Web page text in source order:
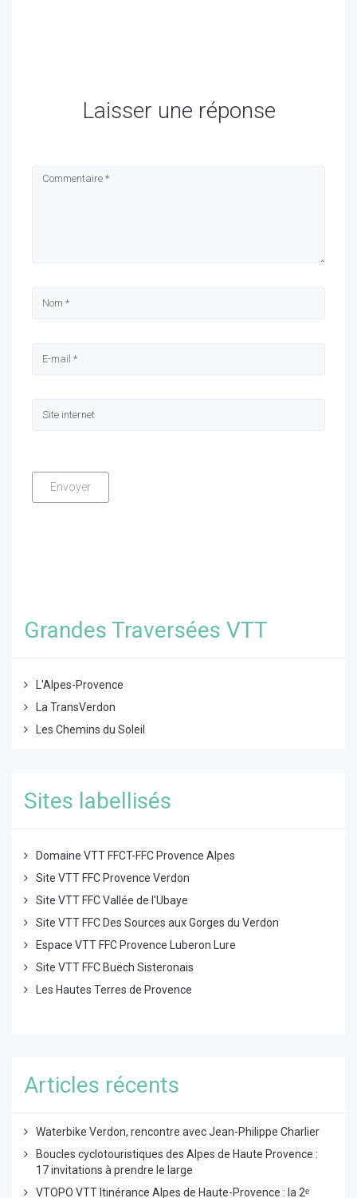
Laisser une réponse
Grandes Traversées VTT
L'Alpes-Provence
La TransVerdon
Les Chemins du Soleil
Sites labellisés
Domaine VTT FFCT-FFC Provence Alpes
Site VTT FFC Provence Verdon
Site VTT FFC Vallée de l'Ubaye
Site VTT FFC Des Sources aux Gorges du Verdon
Espace VTT FFC Provence Luberon Lure
Site VTT FFC Buëch Sisteronais
Les Hautes Terres de Provence
Articles récents
Waterbike Verdon, rencontre avec Jean-Philippe Charlier
Boucles cyclotouristiques des Alpes de Haute Provence :
17 invitations à prendre le large
VTOPO VTT Itinérance Alpes de Haute-Provence : la 2ᵉ